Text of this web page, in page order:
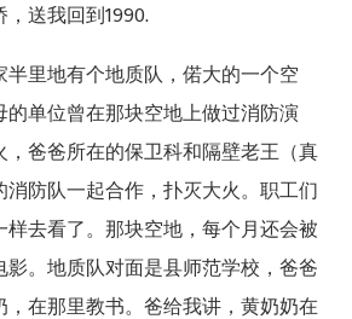
送我回到1990.
里地有个地质队，偌大的一个空
的单位曾在那块空地上做过消防演
，爸爸所在的保卫科和隔壁老王（真
消防队一起合作，扑灭大火。职工们
去看了。那块空地，每个月还会被
影。地质队对面是县师范学校，爸爸
在那里教书。爸给我讲，黄奶奶在